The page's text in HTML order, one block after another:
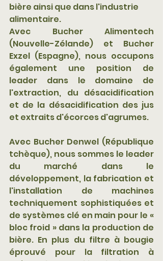
bière ainsi que dans l'industrie
alimentaire.
Avec Bucher Alimentech
(Nouvelle-Zélande) et Bucher
Exzel (Espagne), nous occupons
également une position de
leader dans le domaine de
l'extraction, du désacidification
et de la désacidification des jus
et extraits d'écorces d'agrumes.
Avec Bucher Denwel (République
tchèque), nous sommes le leader
du marché dans le
développement, la fabrication et
l'installation de machines
techniquement sophistiquées et
de systèmes clé en main pour le «
bloc froid » dans la production de
bière. En plus du filtre à bougie
éprouvé pour la filtration à